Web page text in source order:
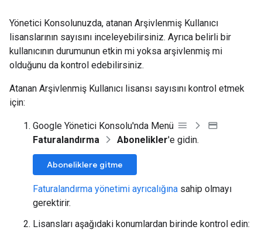
Yönetici Konsolunuzda, atanan Arşivlenmiş Kullanıcı
lisanslarının sayısını inceleyebilirsiniz. Ayrıca belirli bir
kullanıcının durumunun etkin mi yoksa arşivlenmiş mi
olduğunu da kontrol edebilirsiniz.
Atanan Arşivlenmiş Kullanıcı lisansı sayısını kontrol etmek
için:
Google Yönetici Konsolu'nda Menü
Faturalandırma
Abonelikler'e gidin.
Aboneliklere gitme
Faturalandırma yönetimi ayrıcalığına sahip olmayı
gerektirir.
Lisansları aşağıdaki konumlardan birinde kontrol edin: